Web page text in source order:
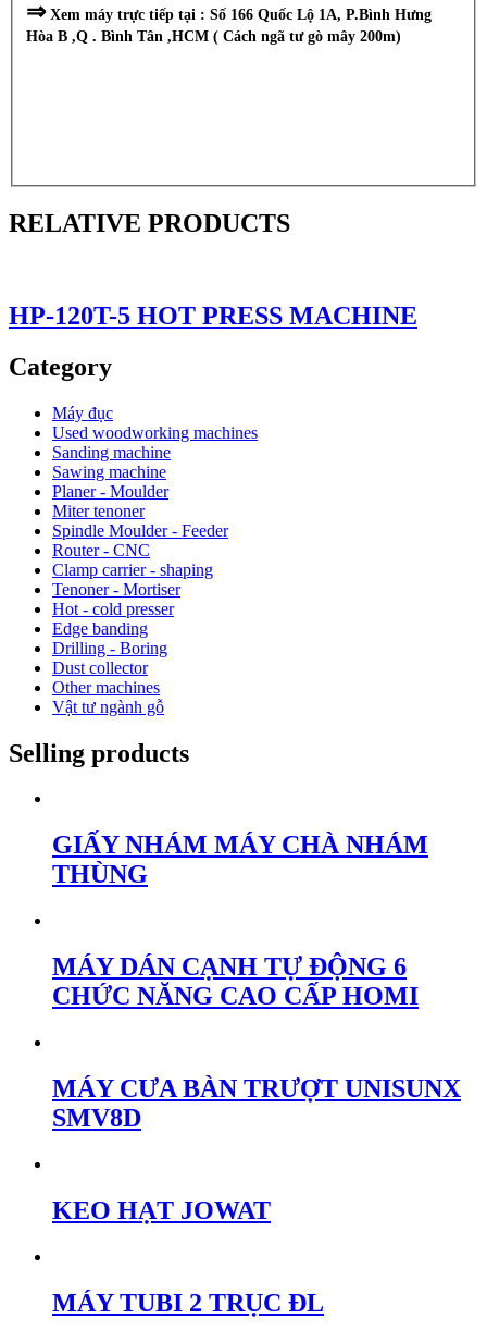
⇒Xem máy trực tiếp tại : Số 166 Quốc Lộ 1A, P.Bình Hưng
Hòa B ,Q . Bình Tân ,HCM ( Cách ngã tư gò mây 200m)
RELATIVE PRODUCTS
HP-120T-5 HOT PRESS MACHINE
Category
Máy đục
Used woodworking machines
Sanding machine
Sawing machine
Planer - Moulder
Miter tenoner
Spindle Moulder - Feeder
Router - CNC
Clamp carrier - shaping
Tenoner - Mortiser
Hot - cold presser
Edge banding
Drilling - Boring
Dust collector
Other machines
Vật tư ngành gỗ
Selling products
GIẤY NHÁM MÁY CHÀ NHÁM
THÙNG
MÁY DÁN CẠNH TỰ ĐỘNG 6
CHỨC NĂNG CAO CẤP HOMI
MÁY CƯA BÀN TRƯỢT UNISUNX
SMV8D
KEO HẠT JOWAT
MÁY TUBI 2 TRỤC ĐL